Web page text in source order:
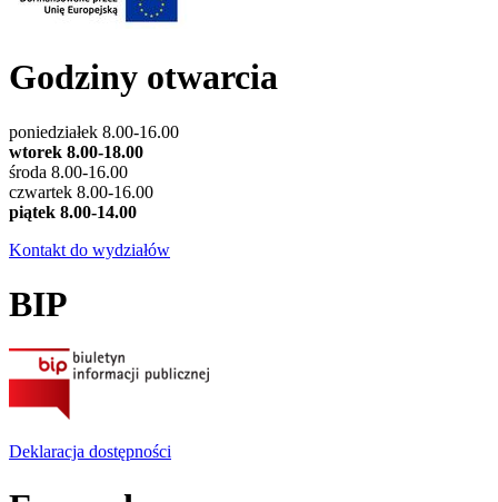
Godziny otwarcia
poniedziałek 8.00-16.00
wtorek 8.00-18.00
środa 8.00-16.00
czwartek 8.00-16.00
piątek 8.00-14.00
Kontakt do wydziałów
BIP
Deklaracja dostępności